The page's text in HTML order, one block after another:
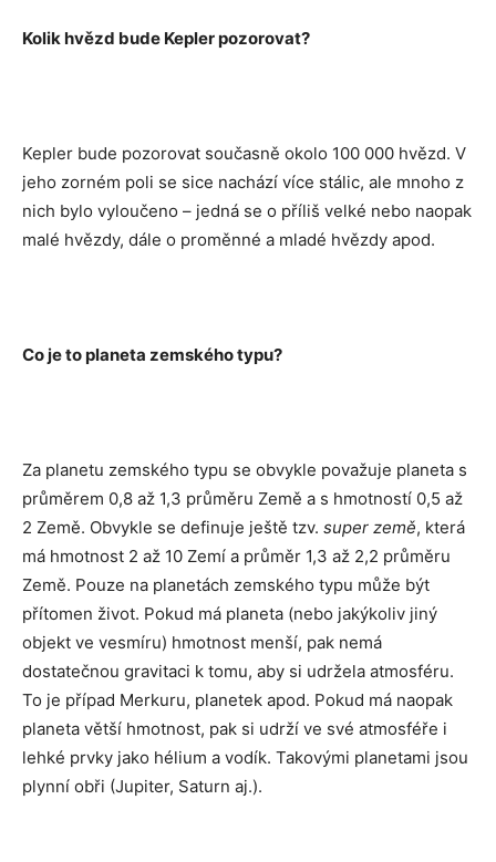
Kolik hvězd bude Kepler pozorovat?
Kepler bude pozorovat současně okolo 100 000 hvězd. V
jeho zorném poli se sice nachází více stálic, ale mnoho z
nich bylo vyloučeno – jedná se o příliš velké nebo naopak
malé hvězdy, dále o proměnné a mladé hvězdy apod.
Co je to planeta zemského typu?
Za planetu zemského typu se obvykle považuje planeta s
průměrem 0,8 až 1,3 průměru Země a s hmotností 0,5 až
2 Země. Obvykle se definuje ještě tzv. super země, která
má hmotnost 2 až 10 Zemí a průměr 1,3 až 2,2 průměru
Země. Pouze na planetách zemského typu může být
přítomen život. Pokud má planeta (nebo jakýkoliv jiný
objekt ve vesmíru) hmotnost menší, pak nemá
dostatečnou gravitaci k tomu, aby si udržela atmosféru.
To je případ Merkuru, planetek apod. Pokud má naopak
planeta větší hmotnost, pak si udrží ve své atmosféře i
lehké prvky jako hélium a vodík. Takovými planetami jsou
plynní obři (Jupiter, Saturn aj.).